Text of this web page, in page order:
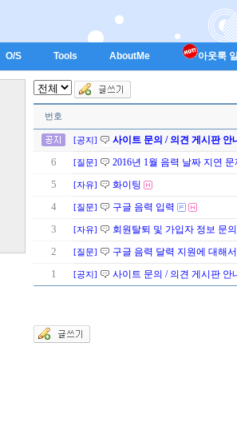
O/S Tools AboutMe 아웃룩
번호
[공지] 사이트 문의 / 의견 게시판 안
6 [질문] 2016년 1월 음력 날짜 지연 문
5 [자유] 화이팅
4 [질문] 구글 음력 입력
3 [자유] 회원탈퇴 및 가입자 정보 문의
2 [질문] 구글 음력 달력 지원에 대해
1 [공지] 사이트 문의 / 의견 게시판 안